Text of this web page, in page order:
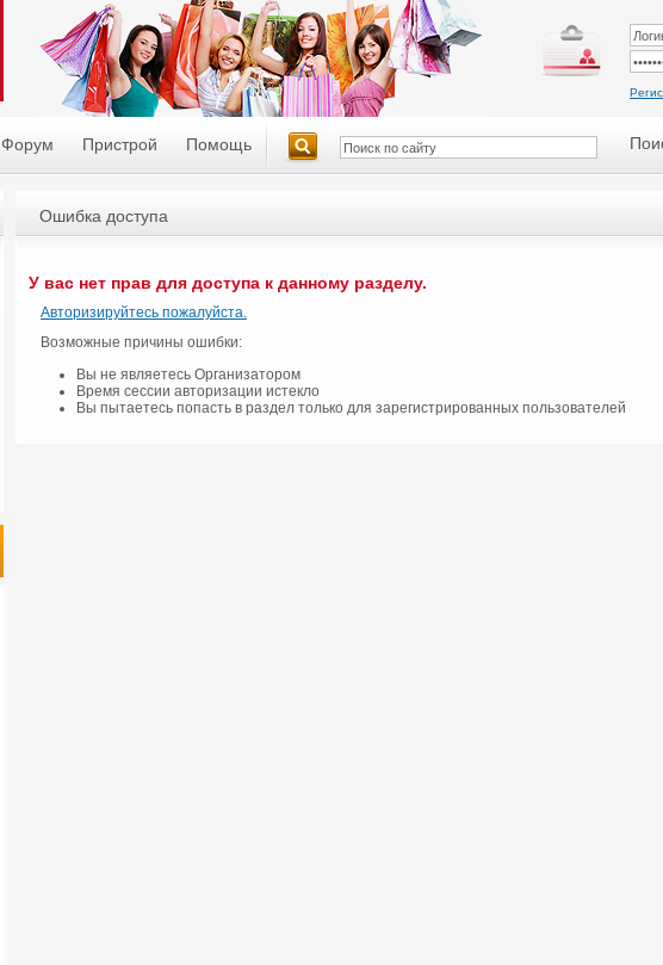
Форум Пристрой Помощь
Ошибка доступа
У вас нет прав для доступа к данному разделу.
Авторизируйтесь пожалуйста.
Возможные причины ошибки:
Вы не являетесь Организатором
Время сессии авторизации истекло
Вы пытаетесь попасть в раздел только для зарегистрированных пользователей